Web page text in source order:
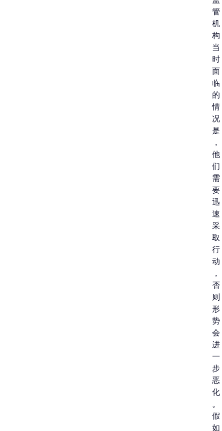
管
机
构
当
时
面
临
的
情
况
是
，
他
们
需
要
迅
速
采
取
行
动
，
否
则
形
势
会
进
一
步
恶
化
。
假
如